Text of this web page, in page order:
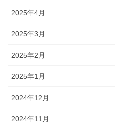
2025年4月
2025年3月
2025年2月
2025年1月
2024年12月
2024年11月